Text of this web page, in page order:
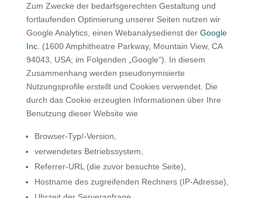
Zum Zwecke der bedarfsgerechten Gestaltung und
fortlaufenden Optimierung unserer Seiten nutzen wir
Google Analytics, einen Webanalysedienst der Google
Inc. (1600 Amphitheatre Parkway, Mountain View, CA
94043, USA; im Folgenden „Google“). In diesem
Zusammenhang werden pseudonymisierte
Nutzungsprofile erstellt und Cookies verwendet. Die
durch das Cookie erzeugten Informationen über Ihre
Benutzung dieser Website wie
Browser-Typ/-Version,
verwendetes Betriebssystem,
Referrer-URL (die zuvor besuchte Seite),
Hostname des zugreifenden Rechners (IP-Adresse),